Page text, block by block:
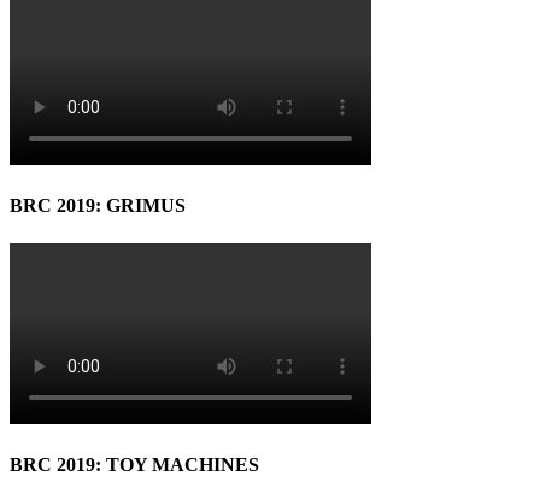
BRC 2019: GRIMUS
BRC 2019: TOY MACHINES